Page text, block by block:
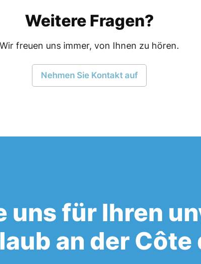
Weitere Fragen?
Wir freuen uns immer, von Ihnen zu hören.
Nehmen Sie Kontakt auf
uns für Ihren
an der Côte